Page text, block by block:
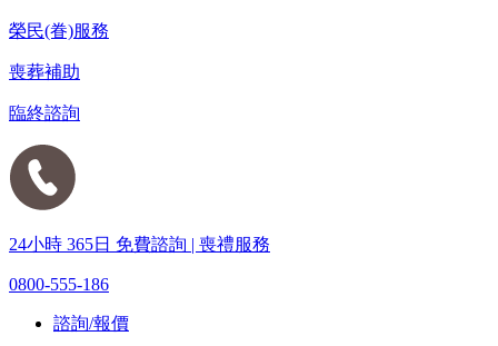
榮民(眷)服務
喪葬補助
臨終諮詢
24小時 365日 免費諮詢 | 喪禮服務
0800-555-186
諮詢/報價